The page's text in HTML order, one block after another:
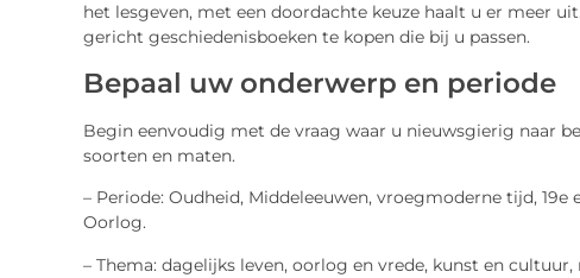
het lesgeven, met een doordachte keuze haalt u er meer
gericht geschiedenisboeken te kopen die bij u passen.
Bepaal uw onderwerp en periode
Begin eenvoudig met de vraag waar u nieuwsgierig naar
soorten en maten.
– Periode: Oudheid, Middeleeuwen, vroegmoderne tijd,
Oorlog.
– Thema: dagelijks leven, oorlog en vrede, kunst en